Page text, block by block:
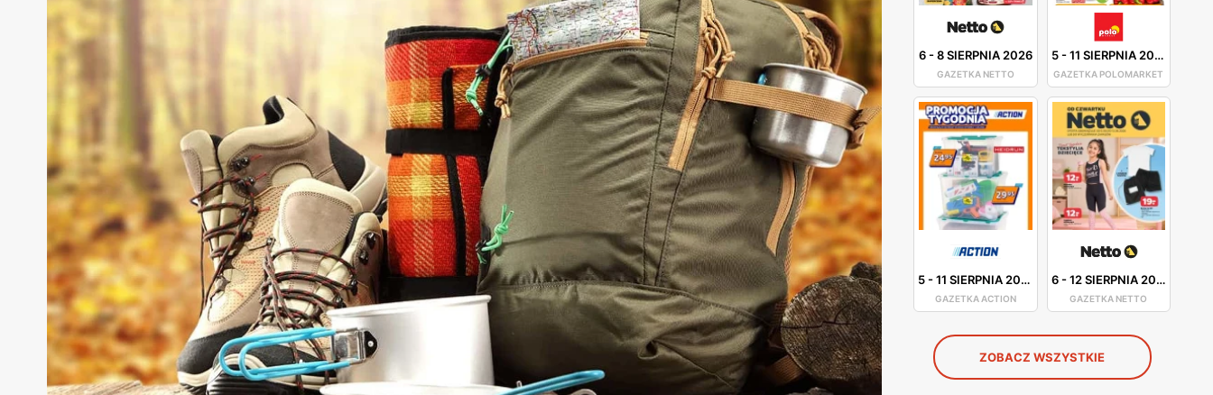
6-8 SIERPNIA 2026
GAZETKA NETTO
5-11 SIERPNIA 2026
GAZETKA POLOMARKET
5-11 SIERPNIA 2026
GAZETKA ACTION
6-12 SIERPNIA 2026
GAZETKA NETTO
ZOBACZ WSZYSTKIE